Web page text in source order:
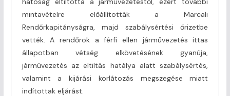
mintavételre előállították a Marcali
Rendőrkapitányságra, majd szabálysértési őrizetbe
vették. A rendőrök a férfi ellen járművezetés ittas
állapotban vétség elkövetésének gyanúja,
járművezetés az eltiltás hatálya alatt szabálysértés,
valamint a kijárási korlátozás megszegése miatt
indítottak eljárást.